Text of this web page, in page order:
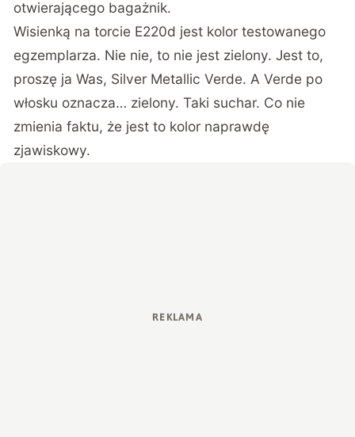
otwierającego bagażnik.
Wisienką na torcie E220d jest kolor testowanego
egzemplarza. Nie nie, to nie jest zielony. Jest to,
proszę ja Was, Silver Metallic Verde. A Verde po
włosku oznacza… zielony. Taki suchar. Co nie
zmienia faktu, że jest to kolor naprawdę
zjawiskowy.